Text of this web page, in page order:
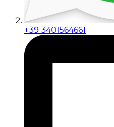
+39 3401564661